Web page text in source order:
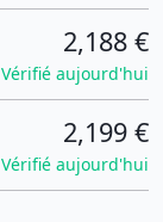
2,188 €
Vérifié aujourd'hui
2,199 €
Vérifié aujourd'hui